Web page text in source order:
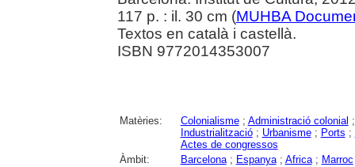
117 p. : il. 30 cm (MUHBA
Textos en català i castellà.
ISBN 9772014353007
Matèries: Colonialisme; Administració colonial
Industrialització; Urbanisme; Ports ;
Actes de congressos
Àmbit:
Barcelona; Espanya; Africa; Marroc